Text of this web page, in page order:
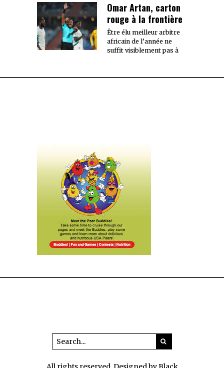
Omar Artan, carton
rouge à la frontière
Être élu meilleur arbitre
africain de l’année ne
suffit visiblement pas à